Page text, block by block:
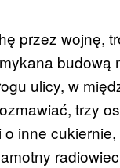
przez wojnę,
ulicy, w
trzy
inne